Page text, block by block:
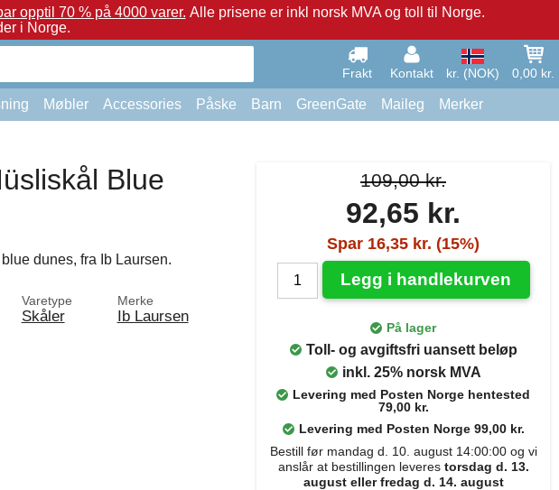
opptil 70 % på 4000 varer. Alle prisene er inkl norsk MVA og toll til Norge.
i Norge.
Frakt Kontakt kr. (NOK) 0,00 kr.
Møbler Accessories Påske Barn GreenGate Maileg Merker
109,00 kr.
92,65 kr.
Spar 16,35 kr. (15%)
Legg i handlekurven
På lager
Toll- og avgiftsfri uansett beløp
inkl. 25% norsk MVA
Levering med Posten Norge hentested
79,00 kr.
Levering med Posten Norge 99,00 kr.
Bestill før mandag d. 10. august 14:00:00 og vi
anslår at bestillingen leveres torsdag d. 13.
august eller fredag d. 14. august
Blue
dunes, fra Ib Laursen.
Varetype
Skåler
Merke
Ib Laursen